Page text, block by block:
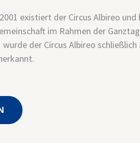
existiert der Circus Albireo und
im Rahmen der
der Circus Albireo schließlich